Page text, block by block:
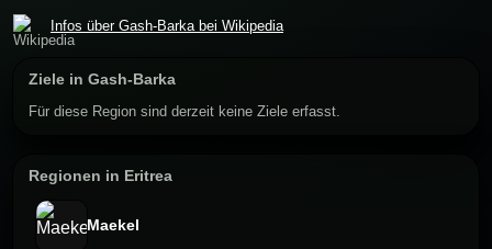
Infos über Gash-Barka bei Wikipedia
Ziele in Gash-Barka
Für diese Region sind derzeit keine Ziele erfasst.
Regionen in Eritrea
Maekel